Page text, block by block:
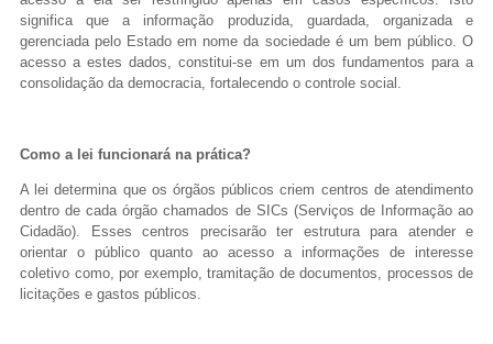
significa que a informação produzida, guardada, organizada e
gerenciada pelo Estado em nome da sociedade é um bem público. O
acesso a estes dados, constitui-se em um dos fundamentos para a
consolidação da democracia, fortalecendo o controle social.
Como a lei funcionará na prática?
A lei determina que os órgãos públicos criem centros de atendimento
dentro de cada órgão chamados de SICs (Serviços de Informação ao
Cidadão). Esses centros precisarão ter estrutura para atender e
orientar o público quanto ao acesso a informações de interesse
coletivo como, por exemplo, tramitação de documentos, processos de
licitações e gastos públicos.